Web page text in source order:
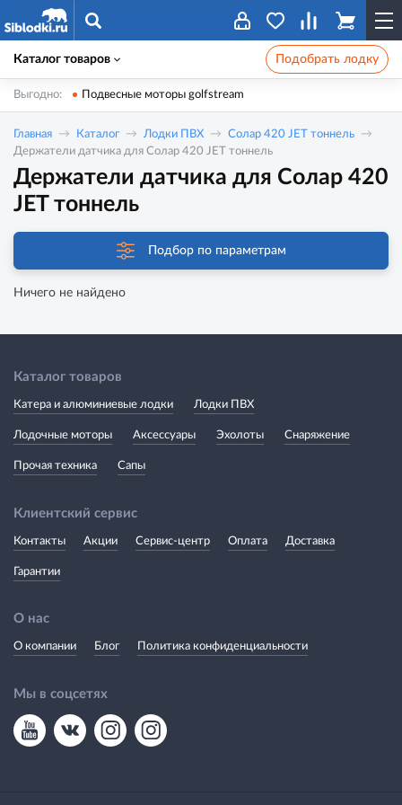
Каталог товаров Подобрать лодку
Выгодно: Подвесные моторы golfstream
Главная Каталог Лодки ПВХ
Солар 420 JET тоннель
Держатели датчика для Солар 420 JET тоннель
Держатели датчика для Солар 420
JET тоннель
Подбор по параметрам
Ничего не найдено
Каталог товаров
Катера и алюминиевые лодки Лодки ПВХ
Лодочные моторы Аксессуары Эхолоты Снаряжение
Прочая техника Сапы
Клиентский сервис
Контакты Акции Сервис-центр Оплата Доставка
Гарантии
О нас
О компании Блог Политика конфиденциальности
Мы в соцсетях